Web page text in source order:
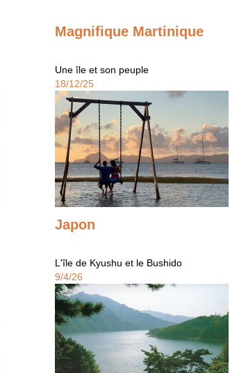
Magnifique Martinique
Une île et son peuple
18/12/25
Japon
L'île de Kyushu et le Bushido
9/4/26